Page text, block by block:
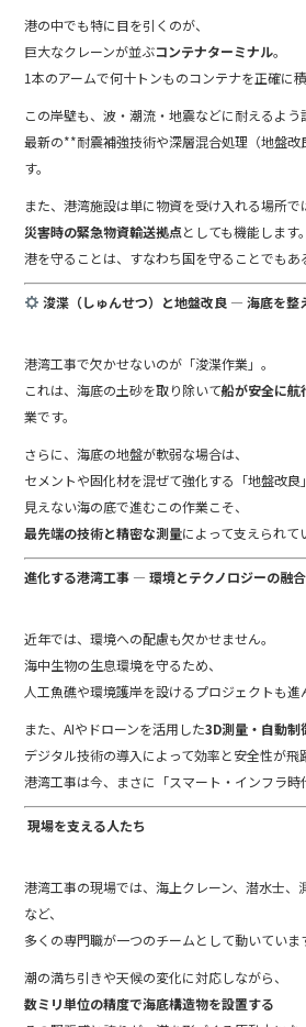
港の中でも特に目を引くのが、
巨大なクレーンが並ぶコンテナターミナル。
1本のアームで何十トンものコンテナを正確に
この岸壁も、波・潮流・地震などに耐えるよう
最新の**耐震補強技術や深層混合処理（地盤
す。
また、港湾施設は単に物資を受け入れる場所で
災害時の緊急物資輸送拠点としても機能します。
港を守ることは、すなわち国を守ることでもあ
浚渫（しゅんせつ）と地盤改良 ― 海底を整
港湾工事で欠かせないのが「浚渫作業」。
これは、海底の土砂を取り除いて船が安全に航
業です。
さらに、海底の地盤が軟弱な場合は、
セメントや固化材を混ぜて強化する「地盤改良
見えない海の底で進むこの作業こそ、
最先端の技術と精密な測量によって支えられて
進化する港湾工事 ― 環境とテクノロジーの融合
近年では、環境への配慮も欠かせません。
海中生物の生息環境を守るため、
人工魚礁や環境護岸を設けるプロジェクトも進
また、AIやドローンを活用した3D測量・自動制
デジタル技術の導入によって効率と安全性が飛
港湾工事は今、まさに「スマート・インフラ時
‍ 現場を支える人たち
港湾工事の現場では、海上クレーン、潜水士、
など、
多くの専門職が一つのチームとして動いていま
潮の満ち引きや天候の変化に対応しながら、
数ミリ単位の精度で海底構造物を設置する